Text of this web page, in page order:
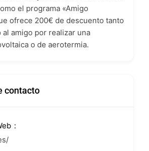
el programa «Amigo
ofrece 200€ de descuento tanto
amigo por realizar una
o de aerotermia.
contacto